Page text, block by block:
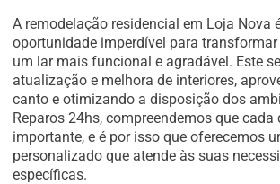
A remodelação residencial em Loja Nova
oportunidade imperdível para transformar
um lar mais funcional e agradável. Este
atualização e melhora de interiores,
canto e otimizando a disposição dos
Reparos 24hs, compreendemos que cada
importante, e é por isso que oferecemos
personalizado que atende às suas
específicas.